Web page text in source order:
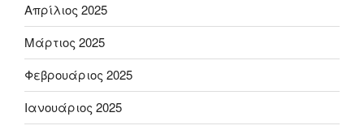
Απρίλιος 2025
Μάρτιος 2025
Φεβρουάριος 2025
Ιανουάριος 2025